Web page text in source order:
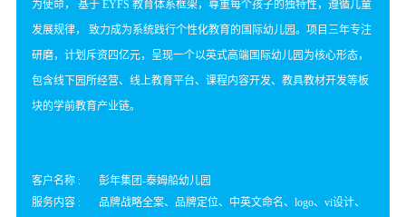
为使命， 基于 EYFS 教育体系框架，尊重每个孩子的独特性，遵循儿童
发展规律， 致力成为系统践行个性化教育的国际幼儿园。项目三年专注
研磨，计划斥资四亿元，呈现一个以英式高端国际幼儿园为核心形态，
包含线下园所经营、线上教育平台、课程内容开发、教具教材开发等板
块的学前教育产业链。
客户名称 :
彭年集团-泰姆船幼儿园
服务内容 :
品牌战略全案、品牌定位、中英文命名、logo、vi设计、